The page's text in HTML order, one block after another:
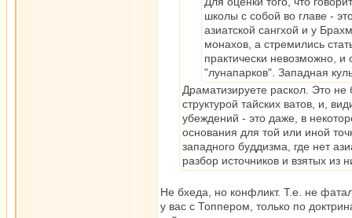
школы с собой во главе -
азиатской сангхой и у
монахов, а стремились
практически невозможно,
"лунапарков". Западная
Драматизируете раскол. Это
структурой тайских ватов, и,
убеждений - это даже, в
основания для той или иной
западного буддизма, где нет
разбор источников и взятых из
Не бхеда, но конфликт. Т.е. не
у вас с Топпером, только по